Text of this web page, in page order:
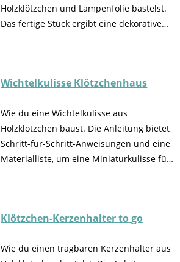
Holzklötzchen und Lampenfolie bastelst.
Das fertige Stück ergibt eine dekorative
Wichtelkulisse Klötzchenhaus
Wie du eine Wichtelkulisse aus
Holzklötzchen baust. Die Anleitung bietet
Schritt-für-Schritt-Anweisungen und eine
Materialliste, um eine Miniaturkulisse für
Klötzchen-Kerzenhalter to go
Wie du einen tragbaren Kerzenhalter aus